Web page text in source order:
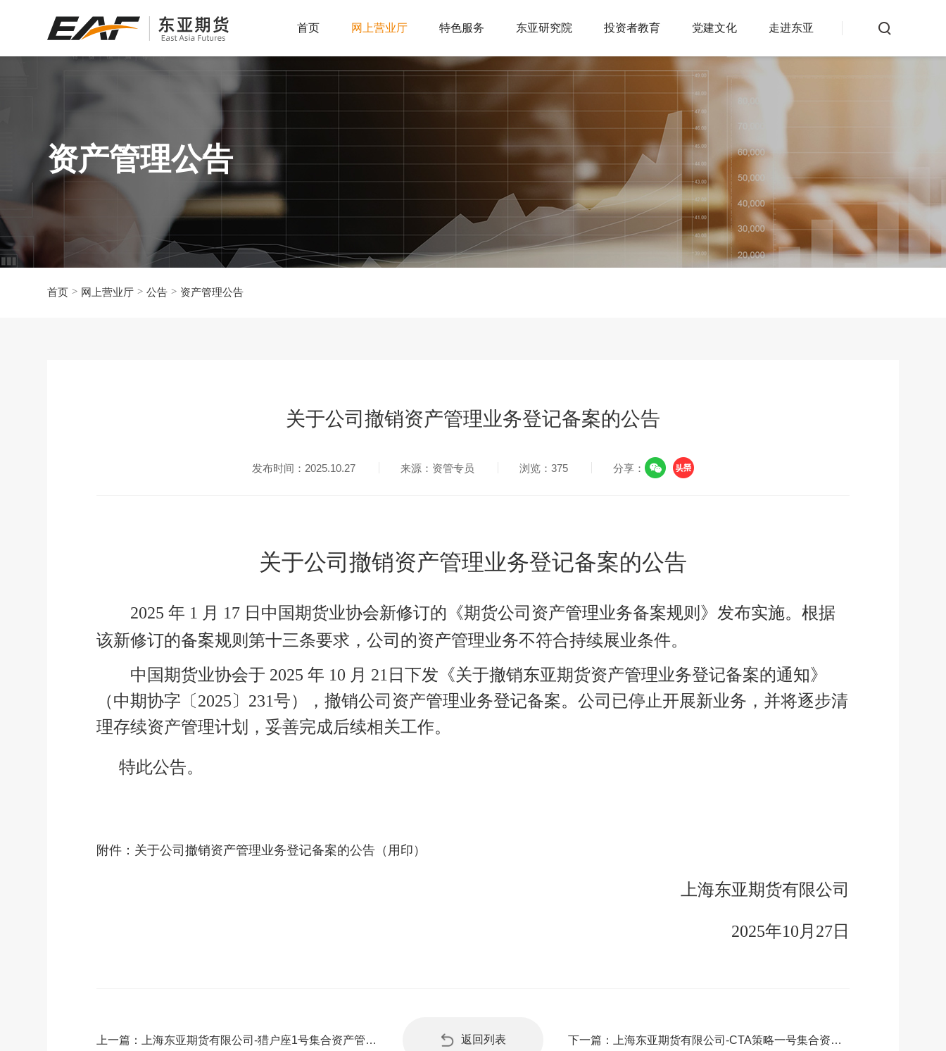
首页 网上营业厅
为投资者提供全面、客观、
专业的服务
服务热线：
400-600-7299
开户指南 手续费标准
品种基础
保证金账户
电脑软件
资料下载
公告
交易所公告
交易提示
资产管理公告
常见问题
投诉建议
特色服务 东亚研究院 投资者教育
反洗钱专栏
党建文化 走进东亚
资产管理公告
首页 > 网上营业厅 > 公告 > 资产管理公告
关于公司撤销资产管理业务登记备案的公告
发布时间：2025.10.27 来源：资管专员 浏览：375 分享：
关于公司撤销资产管理业务登记备案的公告
2025年 1 月 17 日中国期货业协会新修订的《期货公司资产管理业务备案规则》发布实施。根据
该新修订的备案规则第十三条要求，公司的资产管理业务不符合持续展业条件。
中国期货业协会于 2025年 10 月 21 日下发《关于撤销东亚期货资产管理业务登记备案的通知》
（中期协字〔2025〕 231号），撤销公司资产管理业务登记备案。公司已停止开展新业务，并将逐步清
理存续资产管理计划，妥善完成后续相关工作。
特此公告。
附件： 关于公司撤销资产管理业务登记备案的公告（用印）
上海东亚期货有限公司
2025年10 月 27日
上一篇： 上海东亚期货有限公司-猎户座1号集合资产管理计划 开放日公告2025年11月 返回列表 下一篇： 上海东亚期货有限公司-CTA策略一号集合资产管理计划 提前终止公告